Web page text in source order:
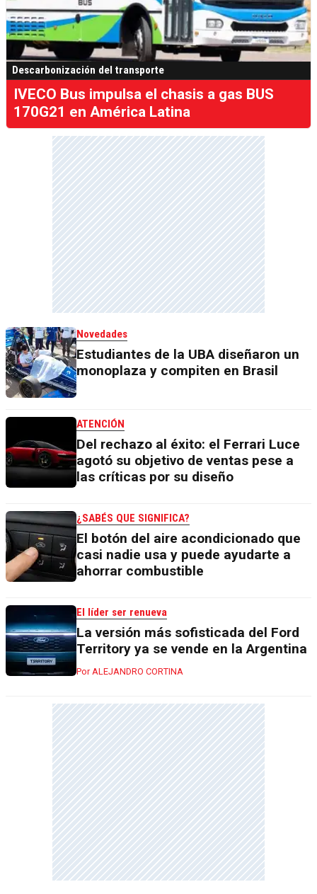
Descarbonización del transporte
IVECO Bus impulsa el chasis a gas BUS
170G21 en América Latina
Novedades
Estudiantes de la UBA diseñaron un
monoplaza y compiten en Brasil
ATENCIÓN
Del rechazo al éxito: el Ferrari Luce
agotó su objetivo de ventas pese a
las críticas por su diseño
¿SABÉS QUE SIGNIFICA?
El botón del aire acondicionado que
casi nadie usa y puede ayudarte a
ahorrar combustible
El líder ser renueva
La versión más sofisticada del Ford
Territory ya se vende en la Argentina
ALEJANDRO CORTINA